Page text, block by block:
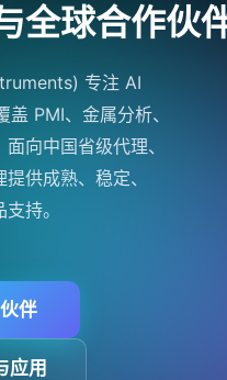
全球合作伙
) 专注 AI
盖 PMI、金属分析、
向中国省级代理、
供成熟、稳定、
持。
伴
应用